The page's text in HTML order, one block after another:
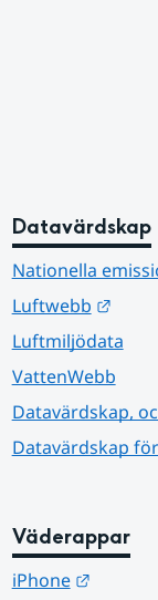
Datavärdskap
Nationella
Luftwebb
Länk
Luftmiljödata
VattenWebb
Datavärdskap,
Datavärdskap
Väderappar
iPhone Länk till